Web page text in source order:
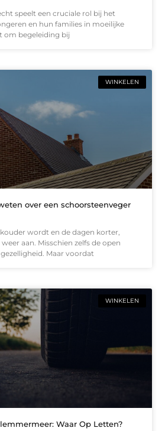
speelt een cruciale rol bij het
en hun families in moeilijke
om begeleiding bij
WINKELEN
over een schoorsteenveger
wordt en de dagen korter,
aan. Misschien zelfs de open
Maar voordat
WINKELEN
Waar Op Letten?